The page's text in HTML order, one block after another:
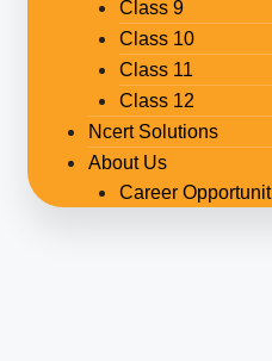
Class 9
Class 10
Class 11
Class 12
Ncert Solutions
About Us
Career